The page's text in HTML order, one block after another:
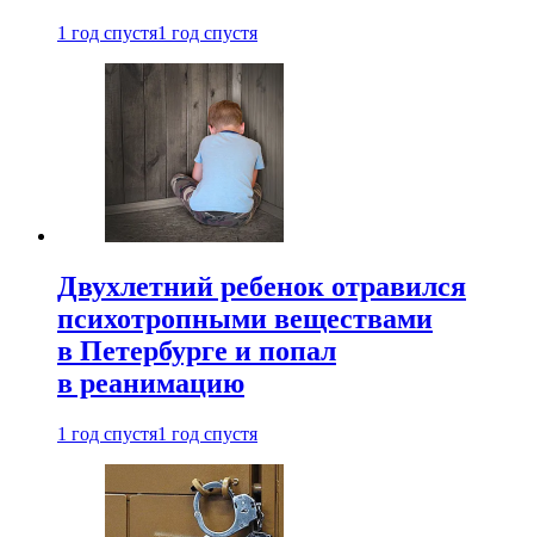
1 год спустя1 год спустя
Двухлетний ребенок отравился
психотропными веществами
в Петербурге и попал
в реанимацию
1 год спустя1 год спустя